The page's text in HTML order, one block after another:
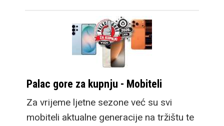
Palac gore za kupnju - Mobiteli
Za vrijeme ljetne sezone već su svi
mobiteli aktualne generacije na tržištu te